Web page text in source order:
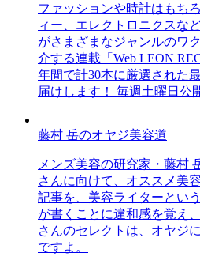
ファッションや時計はもち
ィー、エレクトロニクスな
がさまざまなジャンルのワ
介する連載「Web LEON
年間で計30本に厳選された
届けします！ 毎週土曜日公
藤村 岳のオヤジ美容道
メンズ美容の研究家・藤村
さんに向けて、オススメ美
記事を、美容ライターとい
が書くことに違和感を覚え
さんのセレクトは、オヤジ
ですよ。